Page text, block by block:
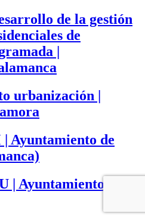
de la gestión
de
|
urbanización |
Ayuntamiento de
| Ayuntamiento de